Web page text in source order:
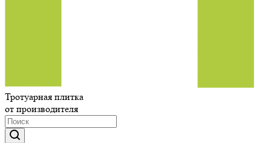
Тротуарная плитка
от производителя